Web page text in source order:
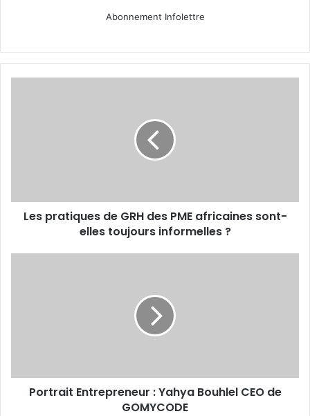
Abonnement Infolettre
elles
toujours
Les pratiques de GRH des PME africaines sont-
elles toujours informelles ?
Portrait Entrepreneur : Yahya Bouhlel CEO de
GOMYCODE